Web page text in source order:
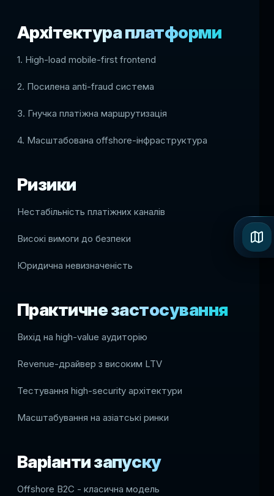
Архітектура платформи
1. High-load mobile-first frontend
2. Посилена anti-fraud система
3. Гнучка платіжна маршрутизація
4. Масштабована offshore-інфраструктура
Ризики
Нестабільність платіжних каналів
Високі вимоги до безпеки
Юридична невизначеність
Практичне застосування
Вихід на high-value аудиторію
Revenue-драйвер з високим LTV
Тестування high-security архітектури
Масштабування на азіатські ринки
Варіанти запуску
Offshore B2C - класична модель